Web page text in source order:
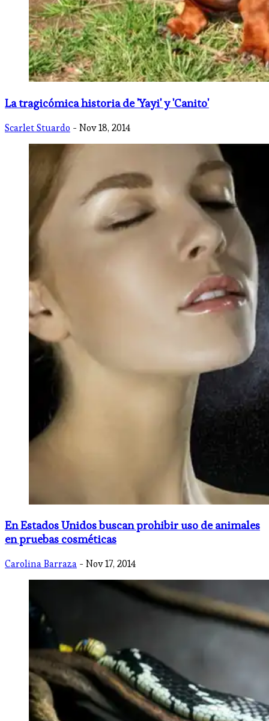
La tragicómica historia de 'Yayi' y 'Canito'
Scarlet Stuardo - Nov 18, 2014
En Estados Unidos buscan prohibir uso de animales
en pruebas cosméticas
Carolina Barraza - Nov 17, 2014